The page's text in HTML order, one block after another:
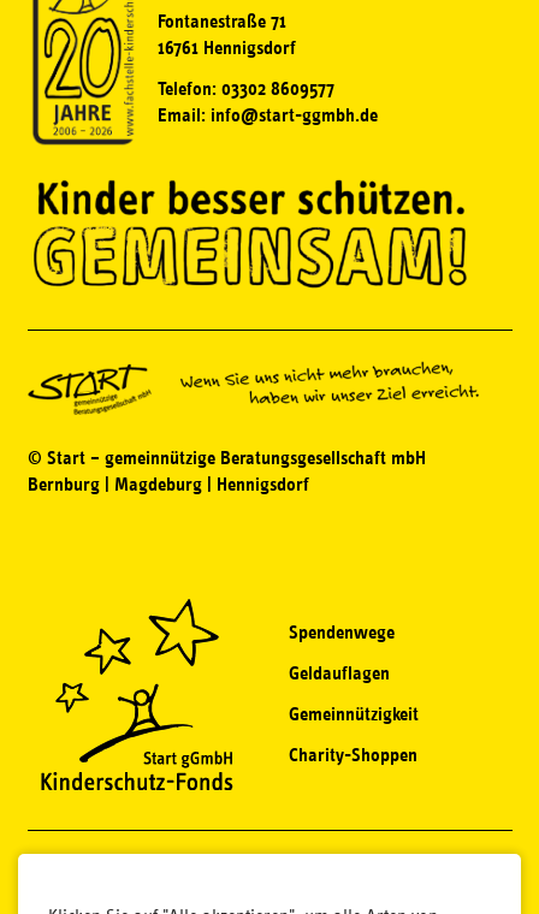
Fontanestraße 71
16761 Hennigsdorf
Telefon: 03302 8609577
Email: info@start-ggmbh.de
© Start – gemeinnützige Beratungsgesellschaft mbH
Bernburg | Magdeburg | Hennigsdorf
Spendenwege
Geldauflagen
Gemeinnützigkeit
Charity-Shoppen